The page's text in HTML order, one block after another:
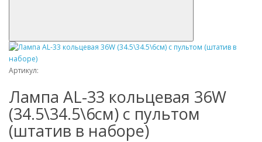
Артикул:
Лампа AL-33 кольцевая 36W
(34.5\34.5\6см) с пультом
(штатив в наборе)